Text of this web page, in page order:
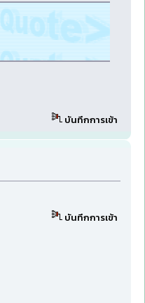
บันทึกการเข้า
บันทึกการเข้า